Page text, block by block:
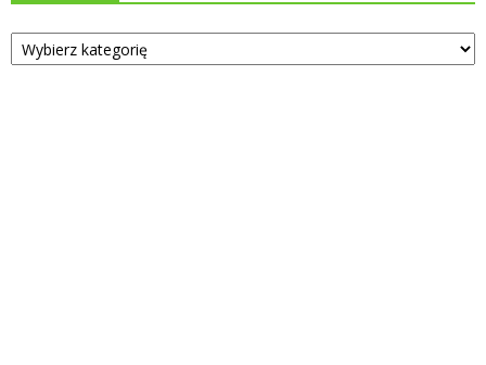
Kategorie